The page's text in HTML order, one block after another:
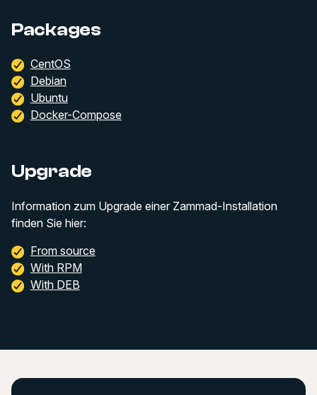
Packages
CentOS
Debian
Ubuntu
Docker-Compose
Upgrade
Information zum Upgrade einer Zammad-Installation
finden Sie hier:
From source
With RPM
With DEB